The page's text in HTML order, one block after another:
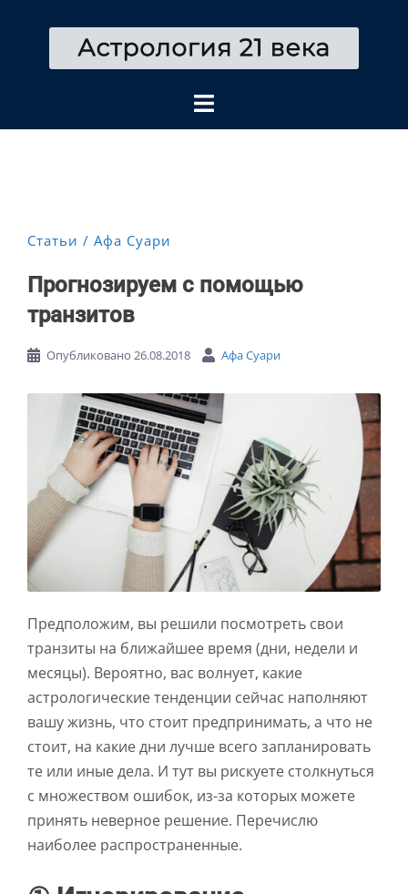
содержимому
Статьи Афа Суари
Прогнозируем с помощью
транзитов
Опубликовано 26.08.2018 Афа Суари
Предположим, вы решили посмотреть свои
транзиты на ближайшее время (дни, недели и
месяцы). Вероятно, вас волнует, какие
астрологические тенденции сейчас наполняют
вашу жизнь, что стоит предпринимать, а что не
стоит, на какие дни лучше всего запланировать
те или иные дела. И тут вы рискуете столкнуться
с множеством ошибок, из-за которых можете
принять неверное решение. Перечислю
наиболее распространенные.